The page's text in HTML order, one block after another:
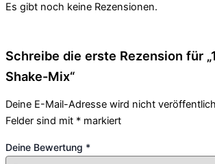
Es gibt noch keine Rezensionen.
Schreibe die erste Rezension für
Shake-Mix“
Deine E-Mail-Adresse wird nicht
Felder sind mit * markiert
Deine Bewertung *